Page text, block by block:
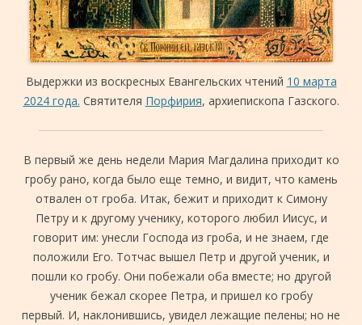
Выдержки из воскресных Евангельских чтений 10 марта
2024 года. Святителя Порфирия, архиепископа Газского.
В первый же день недели Мария Магдалина приходит ко
гробу рано, когда было еще темно, и видит, что камень
отвален от гроба. Итак, бежит и приходит к Симону
Петру и к другому ученику, которого любил Иисус, и
говорит им: унесли Господа из гроба, и не знаем, где
положили Его. Тотчас вышел Петр и другой ученик, и
пошли ко гробу. Они побежали оба вместе; но другой
ученик бежал скорее Петра, и пришел ко гробу
первый. И, наклонившись, увидел лежащие пелены; но не